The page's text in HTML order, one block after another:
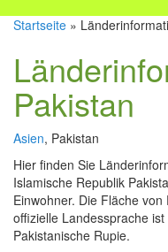
Startseite »
Pakistan
Asien, Pakistan
Hier finden Sie
Islamische Republik
Einwohner. Die Fläche
offizielle Landessprache
Pakistanische Rupie.